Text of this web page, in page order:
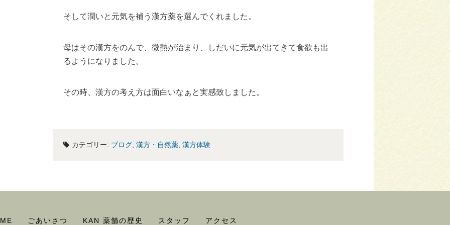
そして潤いと元気を補う漢方薬を選んでくれました。
母はその漢方をのんで、微熱が治まり、しだいに元気が出てきて食欲も出
るようになりました。
その時、漢方の考え方は面白いなぁと実感致しました。
カテゴリー: ブログ 漢方・自然薬 漢方体験
ごあいさつ KAN 薬舗の歴史 スタッフ アクセス